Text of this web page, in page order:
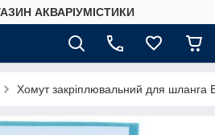
АКВАРІУМІСТИКИ
Хомут закріплювальний для